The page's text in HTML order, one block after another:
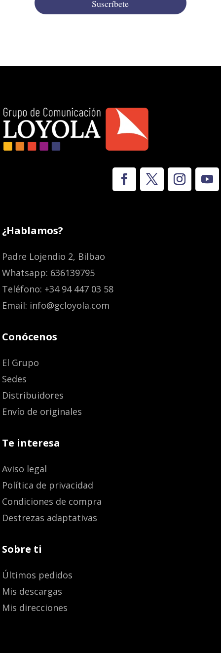
Suscríbete
¿Hablamos?
Padre Lojendio 2, Bilbao
Whatsapp: 636139795
Teléfono: +34 94 447 03 58
Email: info@gcloyola.com
Conócenos
El Grupo
Sedes
Distribuidores
Envío de originales
Te interesa
Aviso legal
Política de privacidad
Condiciones de compra
Destrezas adaptativas
Sobre ti
Últimos pedidos
Mis descargas
Mis direcciones